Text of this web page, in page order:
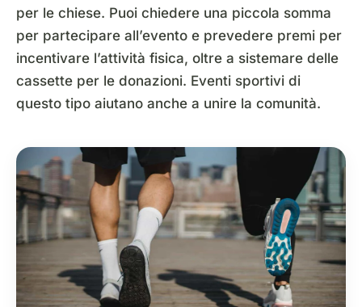
per le chiese. Puoi chiedere una piccola somma
per partecipare all’evento e prevedere premi per
incentivare l’attività fisica, oltre a sistemare delle
cassette per le donazioni. Eventi sportivi di
questo tipo aiutano anche a unire la comunità.